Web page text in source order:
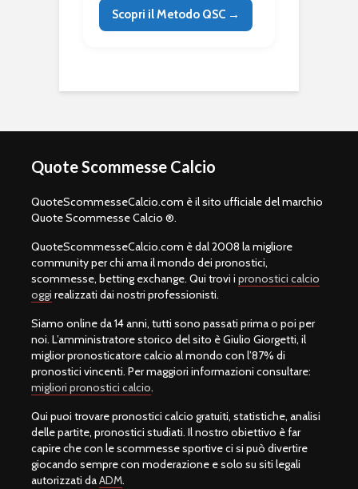
Scopri il Metodo QSC →
Quote Scommesse Calcio
QuoteScommesseCalcio.com è il sito ufficiale del marchio
Quote Scommesse Calcio ®.
QuoteScommesseCalcio.com è dal 2008 la migliore
community per chi ama il mondo dei pronostici,
scommesse, betting exchange. Qui trovi i pronostici calcio
oggi realizzati dai nostri professionisti.
Siamo online da 14 anni, tutti sono passati prima o poi per
noi. L’amministratore storico del sito è Giulio Giorgetti, il
miglior pronosticatore calcio al mondo con l’87% di
pronostici vincenti. Per maggiori informazioni consultare:
migliori pronostici calcio.
Qui puoi trovare pronostici calcio gratuiti, statistiche, analisi
delle partite, pronostici studiati. Il nostro obiettivo è far
capire che con le scommesse sportive ci si può divertire
giocando sempre con moderazione e solo su siti legali
autorizzati daADM.